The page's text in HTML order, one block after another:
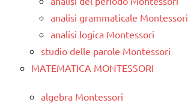
analisi grammaticale Montessori
analisi logica Montessori
studio delle parole Montessori
MATEMATICA MONTESSORI
algebra Montessori